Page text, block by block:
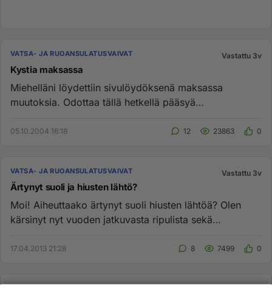
VATSA- JA RUOANSULATUSVAIVAT Vastattu 3v
Kystia maksassa
Miehelläni löydettiin sivulöydöksenä maksassa
muutoksia. Odottaa tällä hetkellä pääsyä
05.10.2004 16:18 12 23863 0
VATSA- JA RUOANSULATUSVAIVAT Vastattu 3v
Ärtynyt suoli ja hiusten lähtö?
Moi! Aiheuttaako ärtynyt suoli hiusten lähtöä? Olen
kärsinyt nyt vuoden jatkuvasta ripulista sekä
17.04.2013 21:28 8 7499 0